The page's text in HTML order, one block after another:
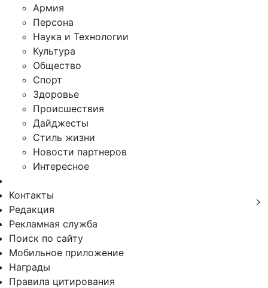
Армия
Персона
Наука и Технологии
Культура
Общество
Спорт
Здоровье
Происшествия
Дайджесты
Стиль жизни
Новости партнеров
Интересное
Контакты
Редакция
Рекламная служба
Поиск по сайту
Мобильное приложение
Награды
Правила цитирования